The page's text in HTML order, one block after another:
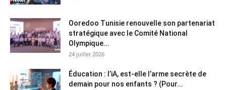
Ooredoo Tunisie renouvelle son partenariat
stratégique avec le Comité National
Olympique...
24 juillet 2026
Éducation : l’iA, est-elle l’arme secrète de
demain pour nos enfants ? (Pour...